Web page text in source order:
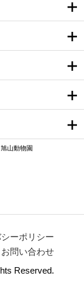
山動物園
ーポリシー
お問い合わせ
Reserved.